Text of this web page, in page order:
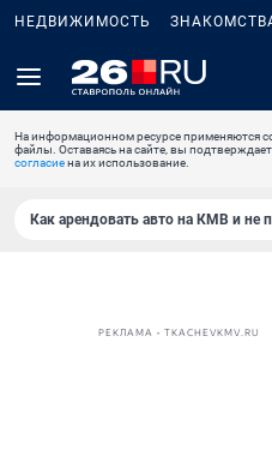
НЕДВИЖИМОСТЬ
На информационном ресурсе применяются
файлы. Оставаясь на сайте, вы
согласиена их использование.
Как арендовать авто на КМВ и не
РЕКЛАМА • TKACHEVKMV.RU